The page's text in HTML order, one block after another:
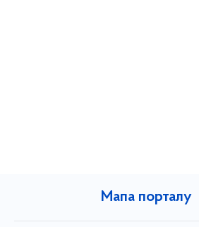
Мапа порталу